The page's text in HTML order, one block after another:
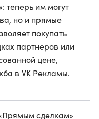
теперь им могут
но и прямые
покупать
партнеров или
цене,
в VK Рекламы.
сделкам»